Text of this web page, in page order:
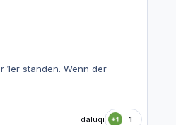
standen. Wenn der
daluqi 1